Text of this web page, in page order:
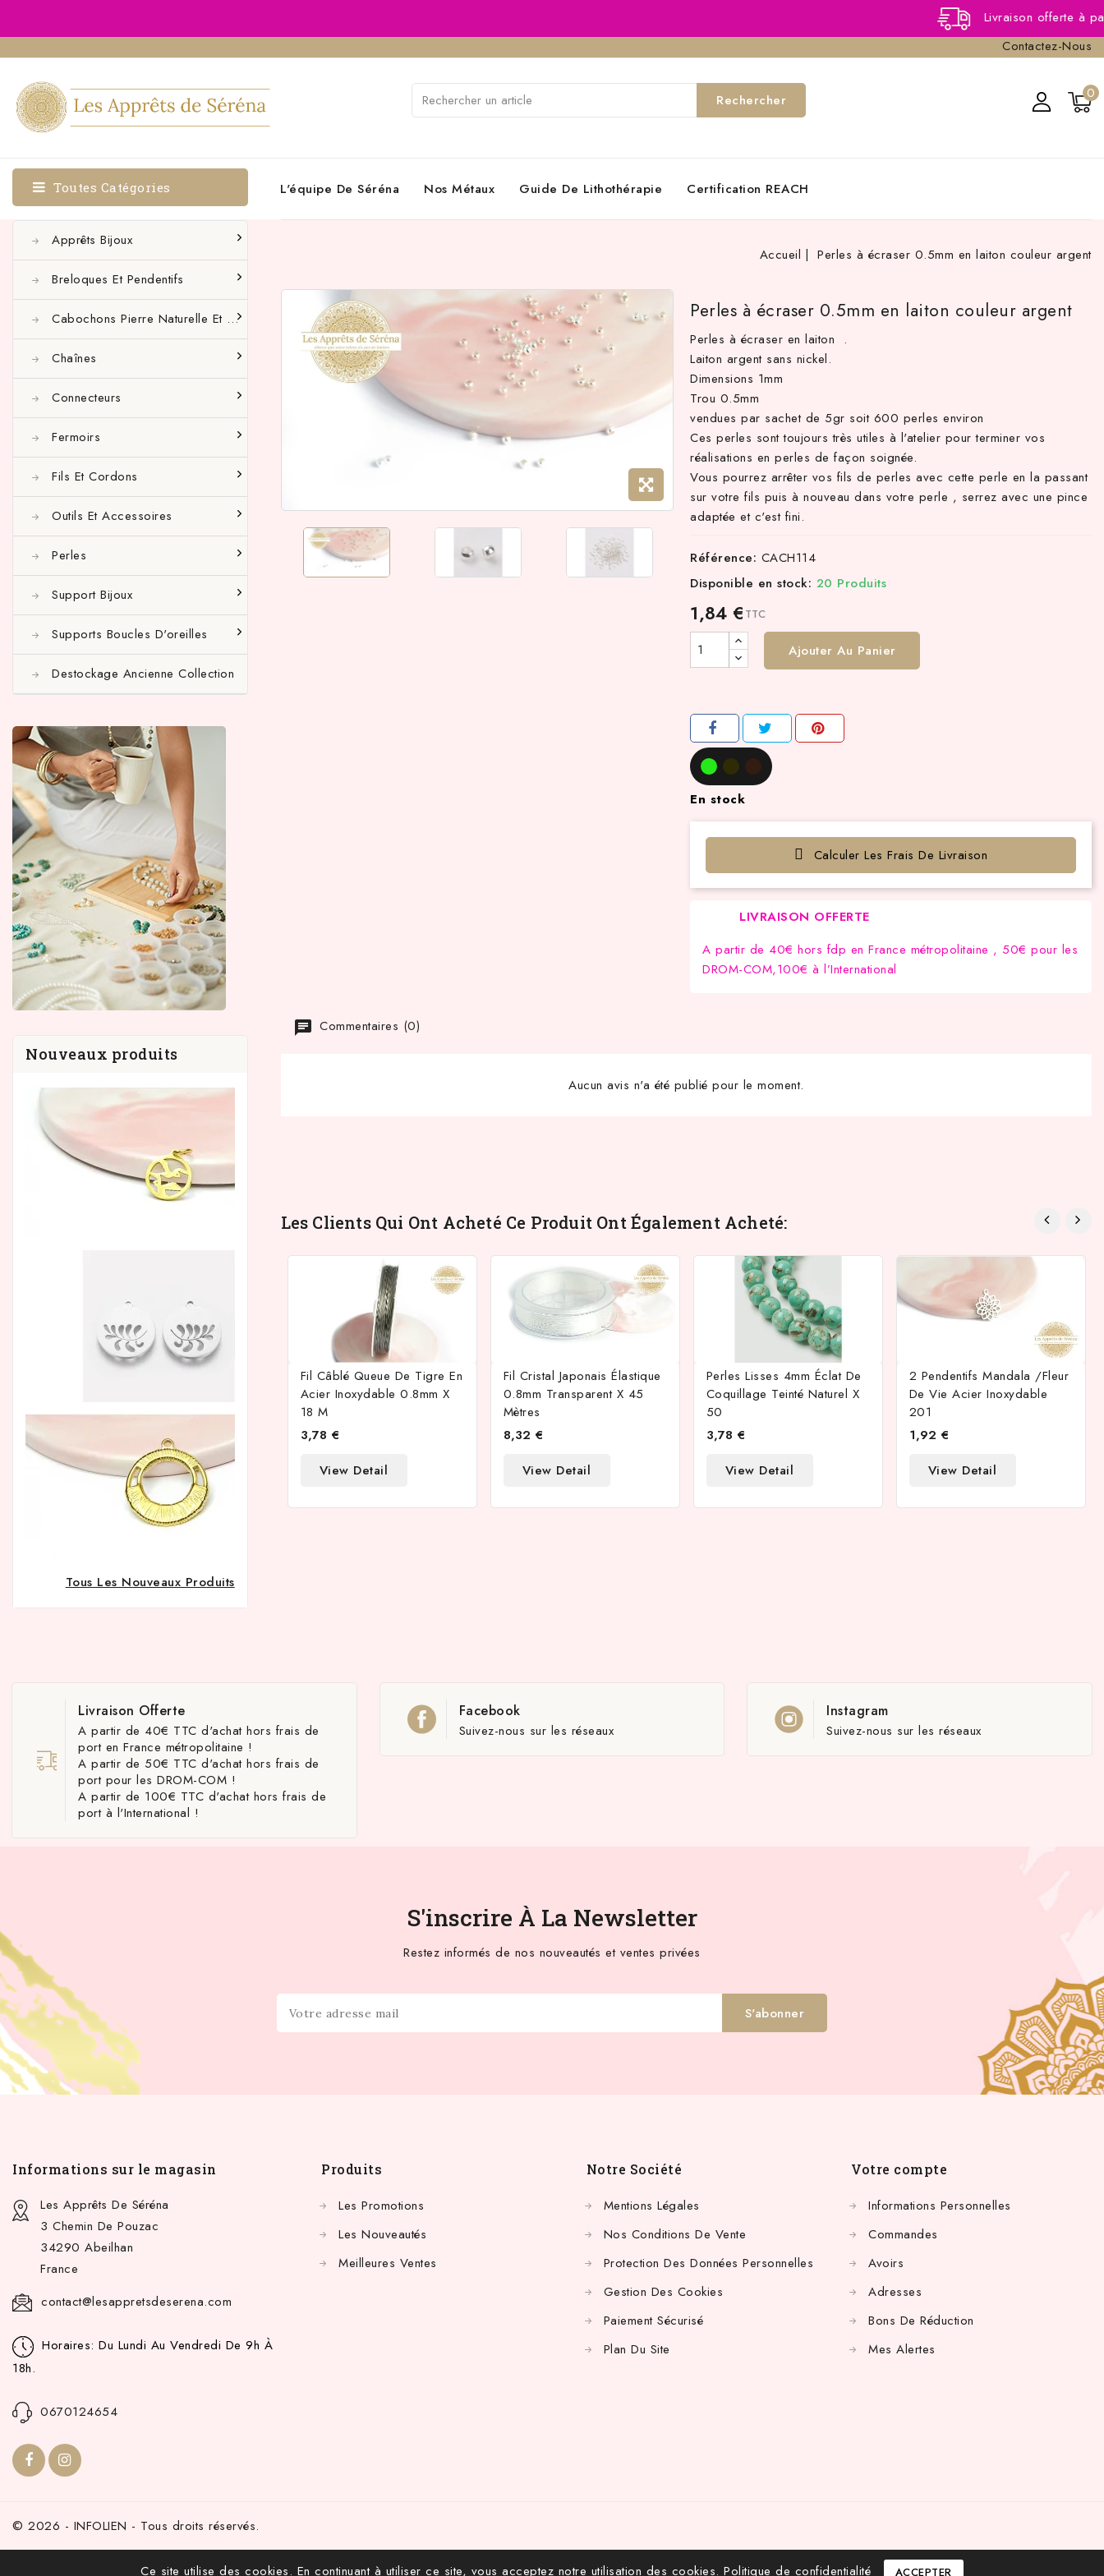
Livraison offerte à partir de
Contactez-Nous
0
Rechercher
L'équipe De Séréna Nos Métaux Guide De Lithothérapie Certification REACH
Toutes Catégories
Apprêts Bijoux
Perles À Écraser Et
Terminaisons De
Rallonge
Breloques Et Pendentifs
Cabochons Pierre Naturelle Et Autres
Chaînes
Connecteurs
Connecteurs Bases
Fermoirs
Fils Et Cordons
Outils Et Accessoires
Perles
Argent
Support Bijoux
Supports Boucles D'oreilles
Destockage Ancienne Collection
Nouveaux produits
Tous Les Nouveaux Produits
Accueil Perles à écraser 0.5mm en laiton couleur argent
Perles à écraser 0.5mm en laiton couleur argent
Perles à écraser en laiton .
Laiton argent sans nickel.
Dimensions 1mm
Trou 0.5mm
vendues par sachet de 5gr soit 600 perles environ
Ces perles sont toujours très utiles à l'atelier pour terminer vos
réalisations en perles de façon soignée.
Vous pourrez arrêter vos fils de perles avec cette perle en la passant
sur votre fils puis à nouveau dans votre perle , serrez avec une pince
adaptée et c'est fini.
Référence: CACH114
Disponible en stock: 20 Produits
1,84 € TTC
Ajouter Au Panier
En stock
Calculer Les Frais De Livraison
LIVRAISON OFFERTE
A partir de 40€ hors fdp en France métropolitaine , 50€ pour les
DROM-COM,100€ à l’International
Commentaires (0)
Aucun avis n'a été publié pour le moment.
Les Clients Qui Ont Acheté Ce Produit Ont Également Acheté:
Fil Câblé Queue De Tigre En
Acier Inoxydable 0.8mm X
18 M
3,78 €
View Detail
Fil Cristal Japonais Élastique
0.8mm Transparent X 45
Mètres
8,32 €
View Detail
Perles Lisses 4mm Éclat De
Coquillage Teinté Naturel X
50
3,78 €
View Detail
2 Pendentifs Mandala /fleur
De Vie Acier Inoxydable
201
1,92 €
View Detail
Livraison Offerte
A partir de 40€ TTC d'achat hors frais de
port en France métropolitaine !
A partir de 50€ TTC d'achat hors frais de
port pour les DROM-COM !
A partir de 100€ TTC d'achat hors frais de
port à l'International !
Facebook
Suivez-nous sur les réseaux
Instagram
Suivez-nous sur les réseaux
S'inscrire À La Newsletter
Restez informés de nos nouveautés et ventes privées
Informations sur le magasin
Les Apprêts De Séréna
3 Chemin De Pouzac
34290 Abeilhan
France
contact@lesappretsdeserena.com
Horaires: Du Lundi Au Vendredi De 9h À
18h.
0670124654
Produits
Les Promotions
Les Nouveautés
Meilleures Ventes
Notre Société
Mentions Légales
Nos Conditions De Vente
Protection Des Données Personnelles
Gestion Des Cookies
Paiement Sécurisé
Plan Du Site
Votre compte
Informations Personnelles
Commandes
Avoirs
Adresses
Bons De Réduction
Mes Alertes
Ce site utilise des cookies. En continuant à utiliser ce site, vous acceptez notre utilisation des cookies. Politique de confidentialité ACCEPTER
© 2026 - INFOLIEN - Tous droits réservés.